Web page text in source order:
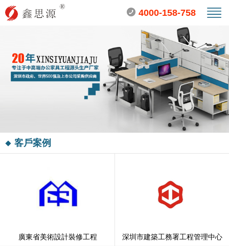
4000-158-758
客戶案例
廣東省美術設計裝修工程 深圳市建築工務署工程管理中心